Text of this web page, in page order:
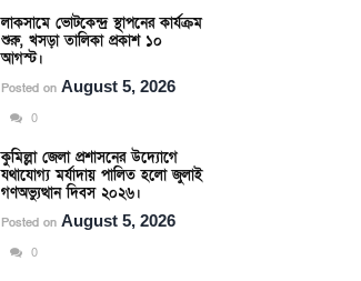
লাকসামে ভোটকেন্দ্র স্থাপনের কার্যক্রম
শুরু, খসড়া তালিকা প্রকাশ ১০
আগস্ট।
Posted onAugust 5, 2026
0
কুমিল্লা জেলা প্রশাসনের উদ্যোগে
যথাযোগ্য মর্যাদায় পালিত হলো জুলাই
গণঅভ্যুত্থান দিবস ২০২৬।
Posted onAugust 5, 2026
0